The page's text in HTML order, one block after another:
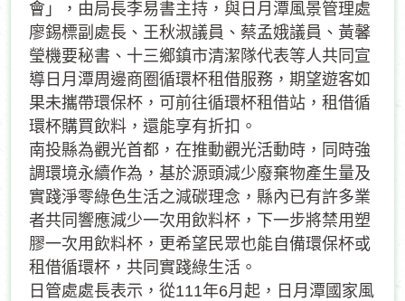
會」，由局長李易書主持，與日月潭風景管理處
廖錫標副處長、王秋淑議員、蔡孟娥議員、黃馨
瑩機要秘書、十三鄉鎮市清潔隊代表等人共同宣
導日月潭周邊商圈循環杯租借服務，期望遊客如
果未攜帶環保杯，可前往循環杯租借站，租借循
環杯購買飲料，還能享有折扣。
南投縣為觀光首都，在推動觀光活動時，同時強
調環境永續作為，基於源頭減少廢棄物產生量及
實踐淨零綠色生活之減碳理念，縣內已有許多業
者共同響應減少一次用飲料杯，下一步將禁用塑
膠一次用飲料杯，更希望民眾也能自備環保杯或
租借循環杯，共同實踐綠生活。
日管處處長表示，從111年6月起，日月潭國家風